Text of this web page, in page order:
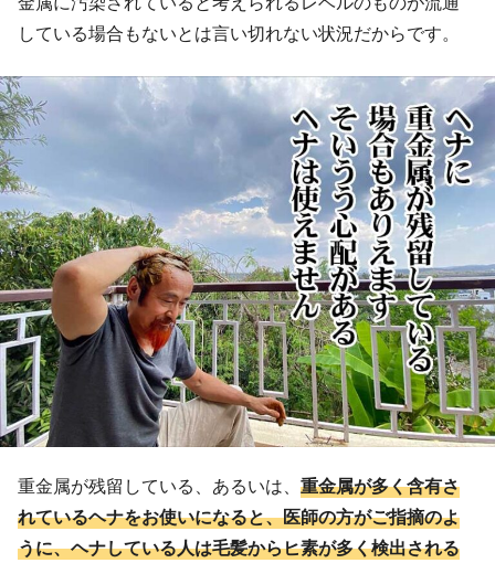
している場合もないとは言い切れない状況だからです。
重金属が残留している、あるいは、重金属が多く含有さ
れているヘナをお使いになると、医師の方がご指摘のよ
うに、ヘナしている人は毛髪からヒ素が多く検出される